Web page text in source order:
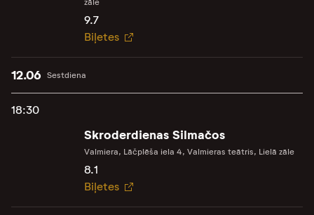
9.7
Biļetes
Sestdiena
12.06
18:30
Skroderdienas Silmačos
Valmiera, Lāčplēša iela 4, Valmieras teātris, Lielā zāle
8.1
Biļetes